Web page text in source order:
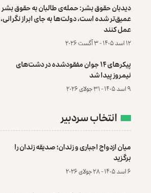
دیدبان حقوق بشر: حمله‌ی طالبان به حقوق بشر
عمیق‌تر شده است، دولت‌ها به جای ابراز نگرانی،
عمل کنند
۱۲ اسد ۱۴۰۵ - ۳ آگست ۲۰۲۶
پیکرهای ۱۴ جوان مفقودشده در دشت‌های
نیمروز پیدا شد
۹ اسد ۱۴۰۵ - ۳۱ جولای ۲۰۲۶
انتخاب سردبیر
میان ازدواج اجباری و زندان؛ صدیقه زندان را
برگزید
۶ اسد ۱۴۰۵ - ۲۸ جولای ۲۰۲۶